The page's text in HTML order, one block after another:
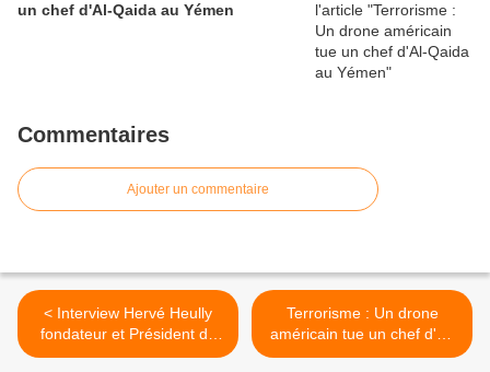
un chef d'Al-Qaida au Yémen
Commentaires
Ajouter un commentaire
< Interview Hervé Heully
fondateur et Président de
New3S à l'occasion de la
Terrorisme : Un drone
américain tue un chef d'Al-
Qaida au Yémen >